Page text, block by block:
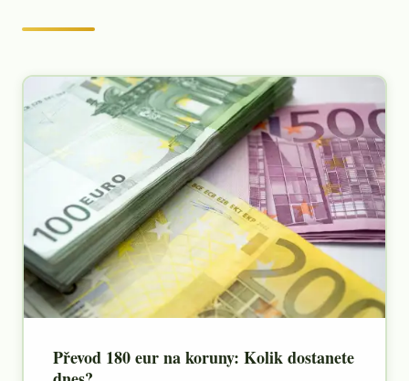
Převod 180 eur na koruny: Kolik dostanete